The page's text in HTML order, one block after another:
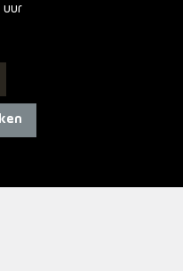
uur